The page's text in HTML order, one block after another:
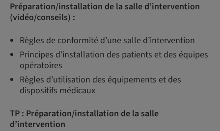
Préparation/installation de la salle d’intervention
(vidéo/conseils) :
Règles de conformité d’une salle d’intervention
Principes d’installation des patients et des équipes
opératoires
Règles d’utilisation des équipements et des
dispositifs médicaux
TP : Préparation/installation de la salle
d’intervention